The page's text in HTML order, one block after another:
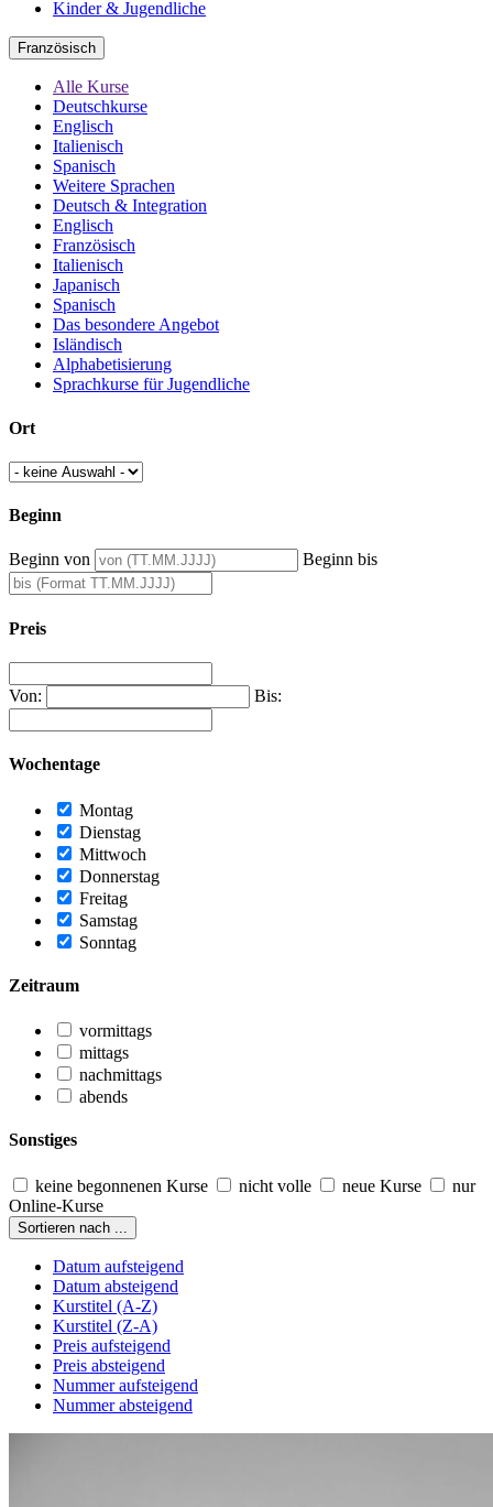
Kinder & Jugendliche
Französisch
Alle Kurse
Deutschkurse
Englisch
Italienisch
Spanisch
Weitere Sprachen
Deutsch & Integration
Englisch
Französisch
Italienisch
Japanisch
Spanisch
Das besondere Angebot
Isländisch
Alphabetisierung
Sprachkurse für Jugendliche
Ort
Beginn
Beginn von Beginn bis
Preis
Von: Bis:
Wochentage
Montag
Dienstag
Mittwoch
Donnerstag
Freitag
Samstag
Sonntag
Zeitraum
vormittags
mittags
nachmittags
abends
Sonstiges
keine begonnenen Kurse nicht volle neue Kurse
nur
Online-Kurse
Sortieren nach ...
Datum aufsteigend
Datum absteigend
Kurstitel (A-Z)
Kurstitel (Z-A)
Preis aufsteigend
Preis absteigend
Nummer aufsteigend
Nummer absteigend